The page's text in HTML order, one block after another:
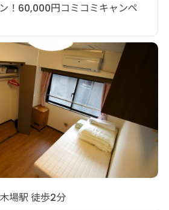
60,000円コミコミキャンペ
場駅 徒歩2分